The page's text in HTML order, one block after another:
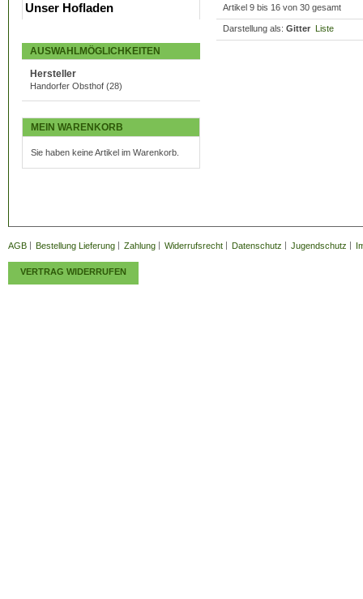
Artikel 9 bis 16 von 30 gesamt
Darstellung als: Gitter Liste
Unser Hofladen
AUSWAHLMÖGLICHKEITEN
Hersteller
Handorfer Obsthof (28)
MEIN WARENKORB
Sie haben keine Artikel im Warenkorb.
AGB Bestellung Lieferung Zahlung Widerrufsrecht Datenschutz Jugendschutz
VERTRAG WIDERRUFEN